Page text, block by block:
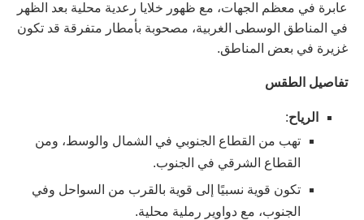
عابرة في معظم الجهات، مع ظهور خلايا رعدية محلية بعد الظهر
في المناطق الوسطى الغربية، مصحوبة بأمطار متفرقة قد تكون
غزيرة في بعض المناطق.
تفاصيل الطقس
الرياح:
تهب من القطاع الجنوبي في الشمال والوسط، ومن
القطاع الشرقي في الجنوب.
تكون قوية نسبيًا إلى قوية بالقرب من السواحل وفي
الجنوب، مع دواوير رملية محلية.